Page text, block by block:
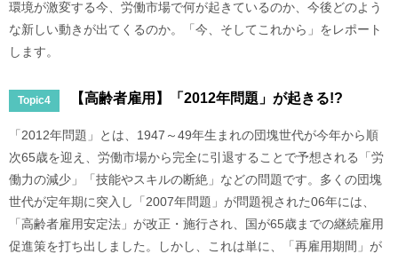
環境が激変する今、労働市場で何が起きているのか、今後どのよう
な新しい動きが出てくるのか。「今、そしてこれから」をレポート
します。
Topic4 【高齢者雇用】「2012年問題」が起きる!?
「2012年問題」とは、1947～49年生まれの団塊世代が今年から順
次65歳を迎え、労働市場から完全に引退することで予想される「労
働力の減少」「技能やスキルの断絶」などの問題です。多くの団塊
世代が定年期に突入し「2007年問題」が問題視された06年には、
「高齢者雇用安定法」が改正・施行され、国が65歳までの継続雇用
促進策を打ち出しました。しかし、これは単に、「再雇用期間」が